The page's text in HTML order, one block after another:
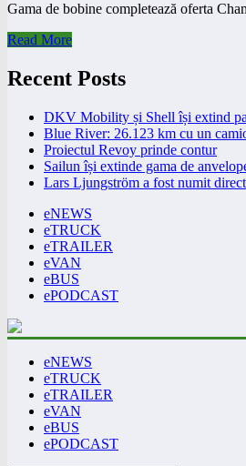
Gama de bobine completează oferta
Read More
Recent Posts
DKV Mobility și Shell își extind
Blue River: 26.123 km cu un
Proiectul Revoy prinde contur
Sailun își extinde gama de
Lars Ljungström a fost numit
eNEWS
eTRUCK
eTRAILER
eVAN
eBUS
ePODCAST
eNEWS
eTRUCK
eTRAILER
eVAN
eBUS
ePODCAST